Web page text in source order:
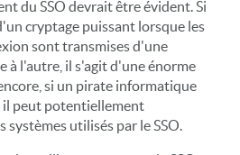
du SSO devrait être évident. Si
cryptage puissant lorsque les
sont transmises d'une
à l'autre, il s'agit d'une énorme
si un pirate informatique
il peut potentiellement
utilisés par le SSO.